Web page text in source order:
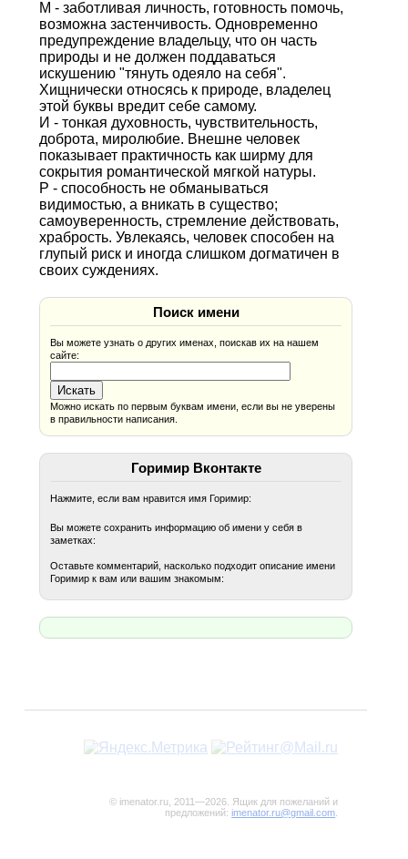
М - заботливая личность, готовность помочь,
возможна застенчивость. Одновременно
предупреждение владельцу, что он часть
природы и не должен поддаваться
искушению "тянуть одеяло на себя".
Хищнически относясь к природе, владелец
этой буквы вредит себе самому.
И - тонкая духовность, чувствительность,
доброта, миролюбие. Внешне человек
показывает практичность как ширму для
сокрытия романтической мягкой натуры.
Р - способность не обманываться
видимостью, а вникать в существо;
самоуверенность, стремление действовать,
храбрость. Увлекаясь, человек способен на
глупый риск и иногда слишком догматичен в
своих суждениях.
Поиск имени
Вы можете узнать о других именах, поискав их на нашем
сайте:
Можно искать по первым буквам имени, если вы не уверены
в правильности написания.
Горимир Вконтакте
Нажмите, если вам нравится имя Горимир:
Вы можете сохранить информацию об имени у себя в
заметках:
Оставьте комментарий, насколько подходит описание имени
Горимир к вам или вашим знакомым:
© imenator.ru, 2011—2026. Ящик для пожеланий и
предложений:imenator.ru@gmail.com